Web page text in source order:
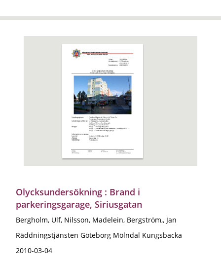
Olycksundersökning : Brand i
parkeringsgarage, Siriusgatan
Bergholm, Ulf, Nilsson, Madelein, Bergström,, Jan
Räddningstjänsten Göteborg Mölndal Kungsbacka
2010-03-04